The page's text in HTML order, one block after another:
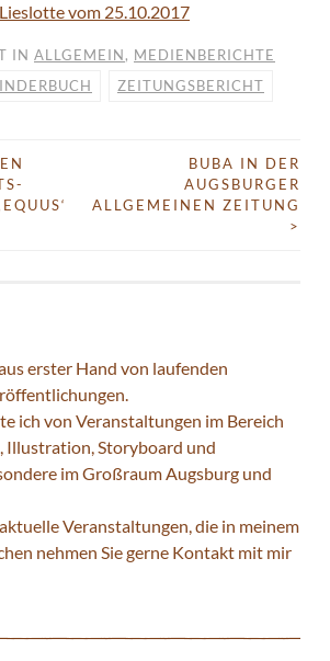
vom 25.10.2017
IN ALLGEMEIN, MEDIENBERICHTE
ZEITUNGSBERICHT
BUBA IN DER
AUGSBURGER
ALLGEMEINEN ZEITUNG
>
erster Hand von laufenden
ich von Veranstaltungen im Bereich
Illustration, Storyboard und
im Großraum Augsburg und
Veranstaltungen, die in meinem
nehmen Sie gerne Kontakt mit mir